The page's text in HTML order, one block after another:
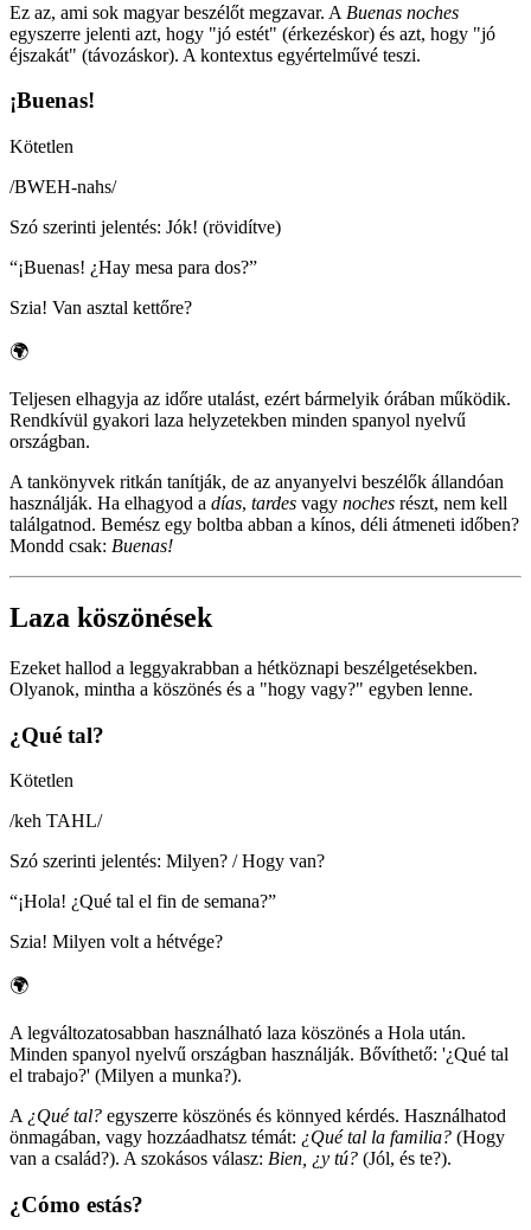
Ez az, ami sok magyar beszélőt megzavar. A Buenas noches
egyszerre jelenti azt, hogy "jó estét" (érkezéskor) és azt, hogy "jó
éjszakát" (távozáskor). A kontextus egyértelművé teszi.
¡Buenas!
Kötetlen
/BWEH-nahs/
Szó szerinti jelentés: Jók! (rövidítve)
“¡Buenas! ¿Hay mesa para dos?”
Szia! Van asztal kettőre?
🌍
Teljesen elhagyja az időre utalást, ezért bármelyik órában működik.
Rendkívül gyakori laza helyzetekben minden spanyol nyelvű
országban.
A tankönyvek ritkán tanítják, de az anyanyelvi beszélők állandóan
használják. Ha elhagyod a días, tardes vagy noches részt, nem kell
találgatnod. Bemész egy boltba abban a kínos, déli átmeneti időben?
Mondd csak: Buenas!
Laza köszönések
Ezeket hallod a leggyakrabban a hétköznapi beszélgetésekben.
Olyanok, mintha a köszönés és a "hogy vagy?" egyben lenne.
¿Qué tal?
Kötetlen
/keh TAHL/
Szó szerinti jelentés: Milyen? / Hogy van?
“¡Hola! ¿Qué tal el fin de semana?”
Szia! Milyen volt a hétvége?
🌍
A legváltozatosabban használható laza köszönés a Hola után.
Minden spanyol nyelvű országban használják. Bővíthető: '¿Qué tal
el trabajo?' (Milyen a munka?).
A ¿Qué tal? egyszerre köszönés és könnyed kérdés. Használhatod
önmagában, vagy hozzáadhatsz témát: ¿Qué tal la familia? (Hogy
van a család?). A szokásos válasz: Bien, ¿y tú? (Jól, és te?).
¿Cómo estás?